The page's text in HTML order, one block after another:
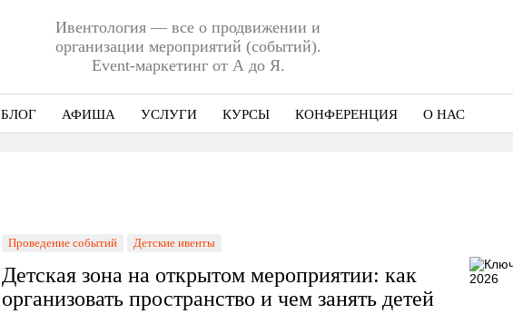
Ивентология — все о продвижении и
организации мероприятий (событий).
Event-маркетинг от А до Я.
БЛОГ
Еще
АФИША УСЛУГИ КУРСЫ КОНФЕРЕНЦИЯ О НАС
Проведение событий Детские ивенты
Детская зона на открытом мероприятии: как
организовать пространство и чем занять детей